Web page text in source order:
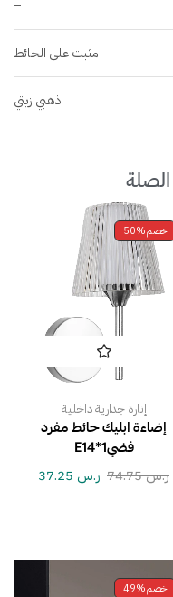
–
مثبت على الحائط
ذهبي زيتي
خصم50%
إنارة جدارية داخلية
إضاءة ابليك حائط مفرد
فضي1*E14
ر.س74.75 ر.س
خصم49%